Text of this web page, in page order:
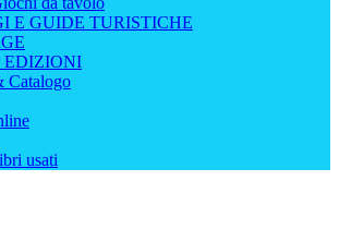
E GUIDE TURISTICHE
EDIZIONI
Catalogo
usati